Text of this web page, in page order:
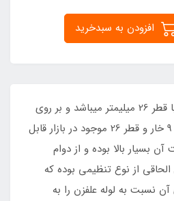
این الحاقی از نوع 9 خار با قطر 26 میلیمتر میباشد و بر روی
تمامی دستگاههای علفزن 9 خار و قطر 26 موجود در بازار قابل
بالا بوده و از دوام
الحاقی از نوع تنظیمی بوده که
نسبت به لوله علفزن را به